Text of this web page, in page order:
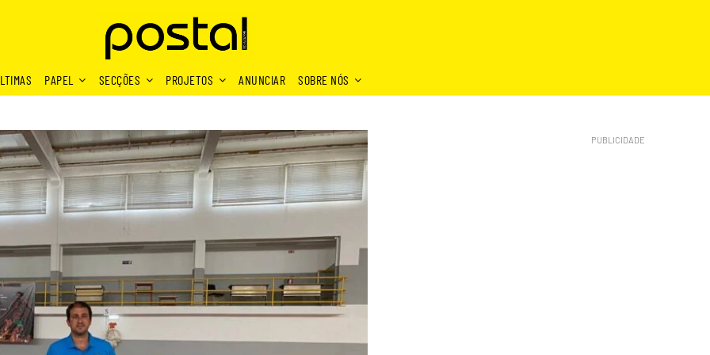
PAPEL SECÇÕES PROJETOS ANUNCIAR SOBRE NÓS